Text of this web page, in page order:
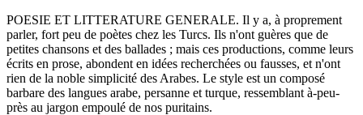
POESIE ET LITTERATURE GENERALE. Il y a, à proprement
parler, fort peu de poètes chez les Turcs. Ils n'ont guères que de
petites chansons et des ballades ; mais ces productions, comme leurs
écrits en prose, abondent en idées recherchées ou fausses, et n'ont
rien de la noble simplicité des Arabes. Le style est un composé
barbare des langues arabe, persanne et turque, ressemblant à-peu-
près au jargon empoulé de nos puritains.